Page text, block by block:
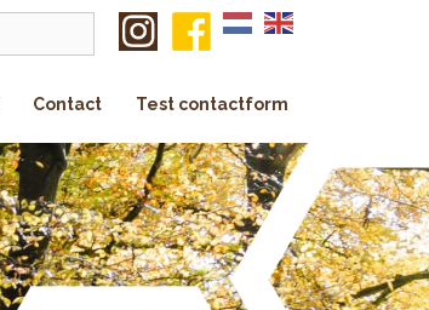
Contact Test contactform